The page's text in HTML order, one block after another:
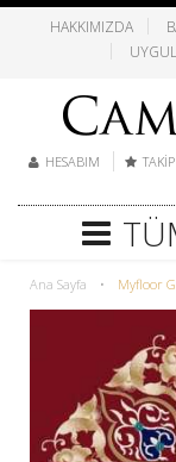
HAKKIMIZDA
HESABIM
Ana Sayfa • Myfloor